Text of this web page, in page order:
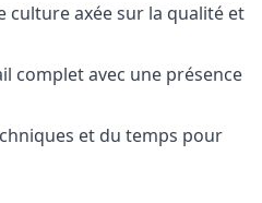
culture axée sur la qualité et
complet avec une présence
et du temps pour